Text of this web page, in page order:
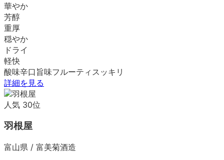
華やか
芳醇
重厚
穏やか
ドライ
軽快
酸味辛口 旨味フルーティ スッキリ
詳細を見る
人気 30位
羽根屋
富山県 / 富美菊酒造